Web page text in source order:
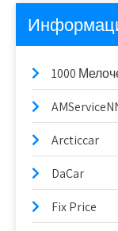
1000
Arcticcar
DaCar
Fix Price